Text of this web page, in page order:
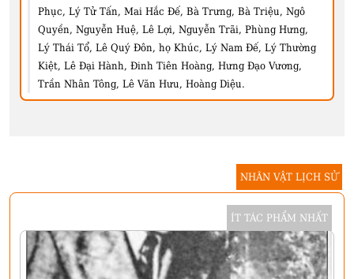
Phục, Lý Tử Tấn, Mai Hắc Đế, Bà Trưng, Bà Triệu, Ngô
Quyền, Nguyễn Huệ, Lê Lợi, Nguyễn Trãi, Phùng Hưng,
Lý Thái Tổ, Lê Quý Đôn, họ Khúc, Lý Nam Đế, Lý Thường
Kiệt, Lê Đại Hành, Đinh Tiên Hoàng, Hưng Đạo Vương,
Trần Nhân Tông, Lê Văn Hưu, Hoàng Diệu.
NHÂN VẬT LỊCH SỬ
ÍT TÁC PHẨM NHẤT